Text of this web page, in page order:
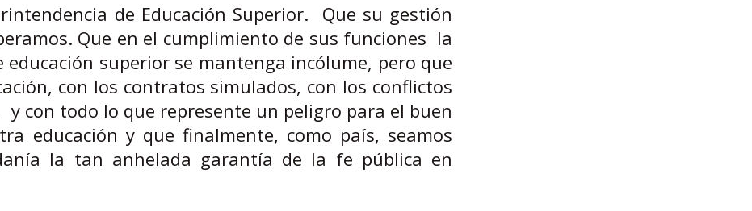
de Educación Superior. Que su gestión
Que en el cumplimiento de sus funciones la
superior se mantenga incólume, pero que
con los contratos simulados, con los conflictos
con todo lo que represente un peligro para el buen
educación y que finalmente, como país, seamos
la tan anhelada garantía de la fe pública en